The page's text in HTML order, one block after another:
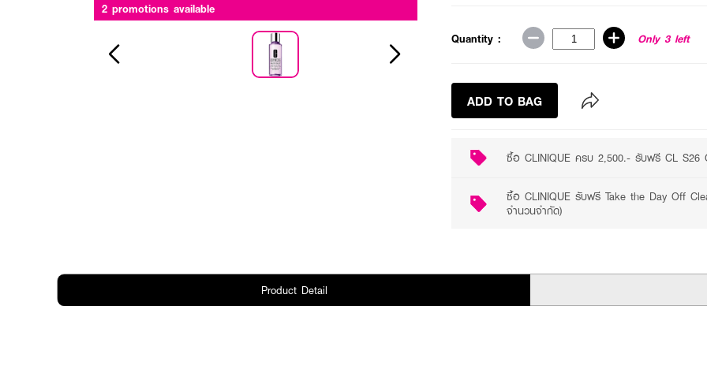
2 promotions available
Quantity :
Only 3 left
ADD TO BAG
ซื้อ CLINIQUE ครบ 2,500.- รับฟรี CL S26
ซื้อ CLINIQUE รับฟรี Take the Day Off
จำนวนจำกัด)
Product Detail